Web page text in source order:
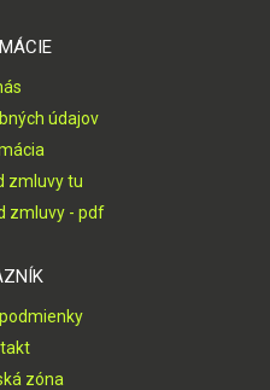
údajov
zmluvy tu
zmluvy - pdf
zóna